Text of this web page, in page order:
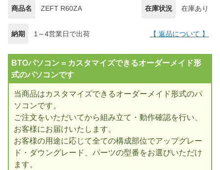
商品名 ZEFT R60ZA 在庫状況 在庫あり
納期 1～4営業日で出荷 【 返品について 】
BTOパソコン = カスタマイズできるオーダーメイド形
式のパソコンです
当商品はカスタマイズできるオーダーメイド形式のパ
ソコンです。
ご注文をいただいてから組み立て・動作確認を行い、
お客様にお届けいたします。
お客様の用途に応じて全ての構成部位でアップグレー
ド・ダウングレード、パーツの型番をお選びいただけ
ます。